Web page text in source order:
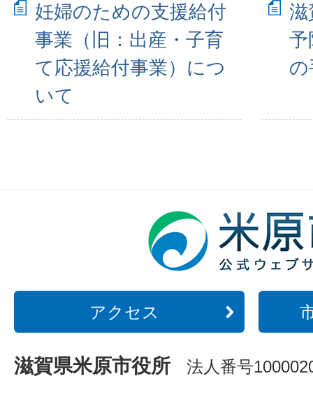
妊婦のための支援給付
事業（旧：出産・子育
て応援給付事業）につ
いて
滋
予
アクセス
滋賀県米原市役所 法人番号